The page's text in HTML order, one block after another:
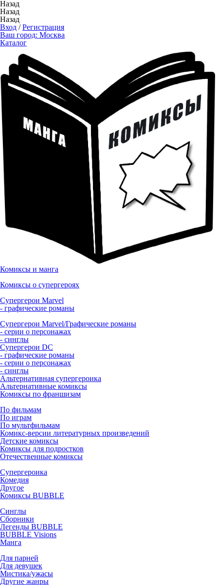
Назад
Назад
Назад
Вход /Регистрация
Ваш город: Москва
Каталог
Комиксы и манга
Комиксы о супергероях
Супергерои Marvel
- графические романы
Супергерои Marvel/Графические романы
- серии о персонажах
- синглы
Супергерои DC
- графические романы
- серии о персонажах
- синглы
Альтернативная супергероика
Альтернативные комиксы
Комиксы по франшизам
По фильмам
По играм
По мультфильмам
Комикс-версии литературных произведений
Детские комиксы
Комиксы для подростков
Отечественные комиксы
Супергероика
Комедия
Другое
Комиксы BUBBLE
Синглы
Сборники
Легенды BUBBLE
BUBBLE Visions
Манга
Для парней
Для девушек
Мистика/ужасы
Другие жанры